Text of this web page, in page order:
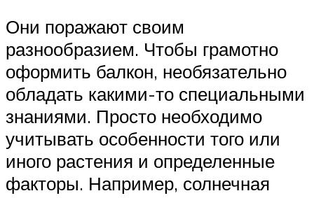
Они поражают своим
разнообразием. Чтобы грамотно
оформить балкон, необязательно
обладать какими-то специальными
знаниями. Просто необходимо
учитывать особенности того или
иного растения и определенные
факторы. Например, солнечная